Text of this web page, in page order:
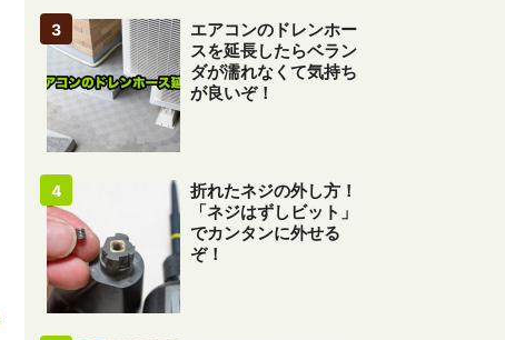
エアコンのドレンホー
スを延長したらベラン
ダが濡れなくて気持ち
が良いぞ！
折れたネジの外し方！
「ネジはずしビット」
でカンタンに外せる
ぞ！